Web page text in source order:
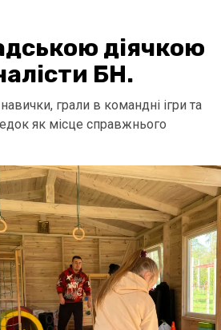
діячкою
БН.
грали в командні ігри та
як місце справжнього